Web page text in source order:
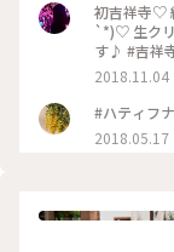
初吉祥寺♡
`*)♡ 生クリ
す♪ #吉
2018.11.04
#ハティフ
2018.05.17